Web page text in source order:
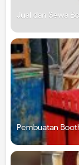
Jual dan Sewa
Pembuatan